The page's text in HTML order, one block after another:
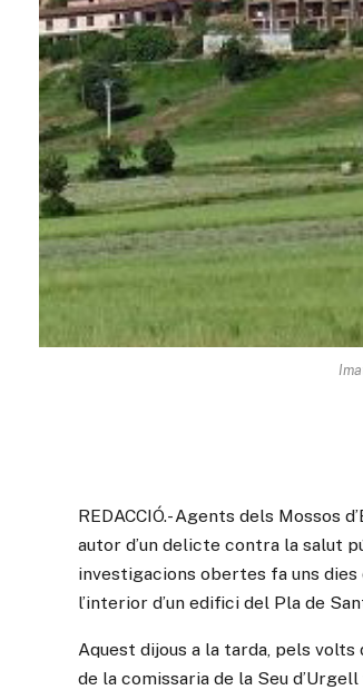
REDACCIÓ.- Agents dels Mossos
autor d’un delicte contra la salut
investigacions obertes fa uns dies
l’interior d’un edifici del Pla de
Aquest dijous a la tarda, pels volts
de la comissaria de la Seu